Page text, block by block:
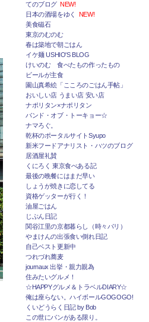
てのブログ NEW!
日本の酒場をゆく
NEW!
美食磁石
東京のむのむ
春は築地で朝ごはん
イケ麺 USHIO'S BLOG
けいのむ 食べたもの作ったもの
ビールが主食
園山真希絵「こころのごはん手帖」
おいしい店 うまい店 安い店
ナポリタン×ナポリタン
バンド・オブ・トーキョー☆
ナマろぐ。
乾杯のポータルサイトSyupo
新米フードアナリスト・ハツのブログ
居酒屋礼賛
くにろく 東京食べある記
最後の晩餐にはまだ早い
しょうが焼きに恋してる
資格ゲッターが行く！
油屋ごはん
じぶん日記
関谷江里の京都暮らし（時々パリ）
やまけんの出張食い倒れ日記
自己ベスト更新中
つれづれ蕎麦
journaux 出挙・親力親為
住みたいグルメ！
☆HAPPYグルメ＆トラベルDIARY☆
俺は座らない。ハイボールGOGOGO!
くいどうらく日記 by Bob
この世にパンがある限り。